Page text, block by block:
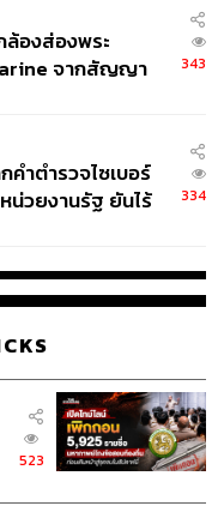
องส่องพระ
จากสัญญา
บรนด์
343
คำตำรวจไซเบอร์
น่วยงานรัฐ ยันไร้
334
523